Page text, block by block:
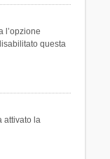
l’opzione
questa
attivato la